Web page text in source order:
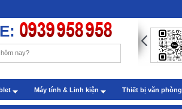
trong Word với những thao tác đơn
22/07/2019
qua zalo
27/07/2022Máy tính & Linh kiện Thiết bị văn phòng